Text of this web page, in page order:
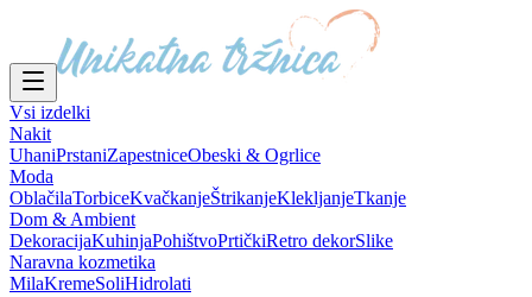
Vsi izdelki
Nakit
UhaniPrstaniZapestniceObeski & Ogrlice
Moda
OblačilaTorbiceKvačkanjeŠtrikanjeKlekljanjeTkanje
Dom & Ambient
DekoracijaKuhinjaPohištvoPrtičkiRetro dekorSlike
Naravna kozmetika
MilaKremeSoliHidrolati